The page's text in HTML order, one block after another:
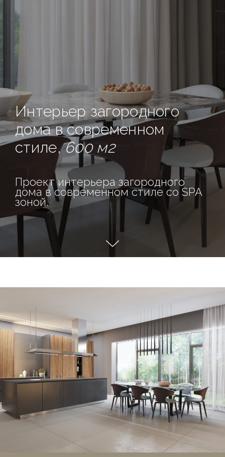
Интерьер загородного
дома в современном
стиле,600 м2
Проект интерьера загородного
дома в современном стиле со SPA
зоной.